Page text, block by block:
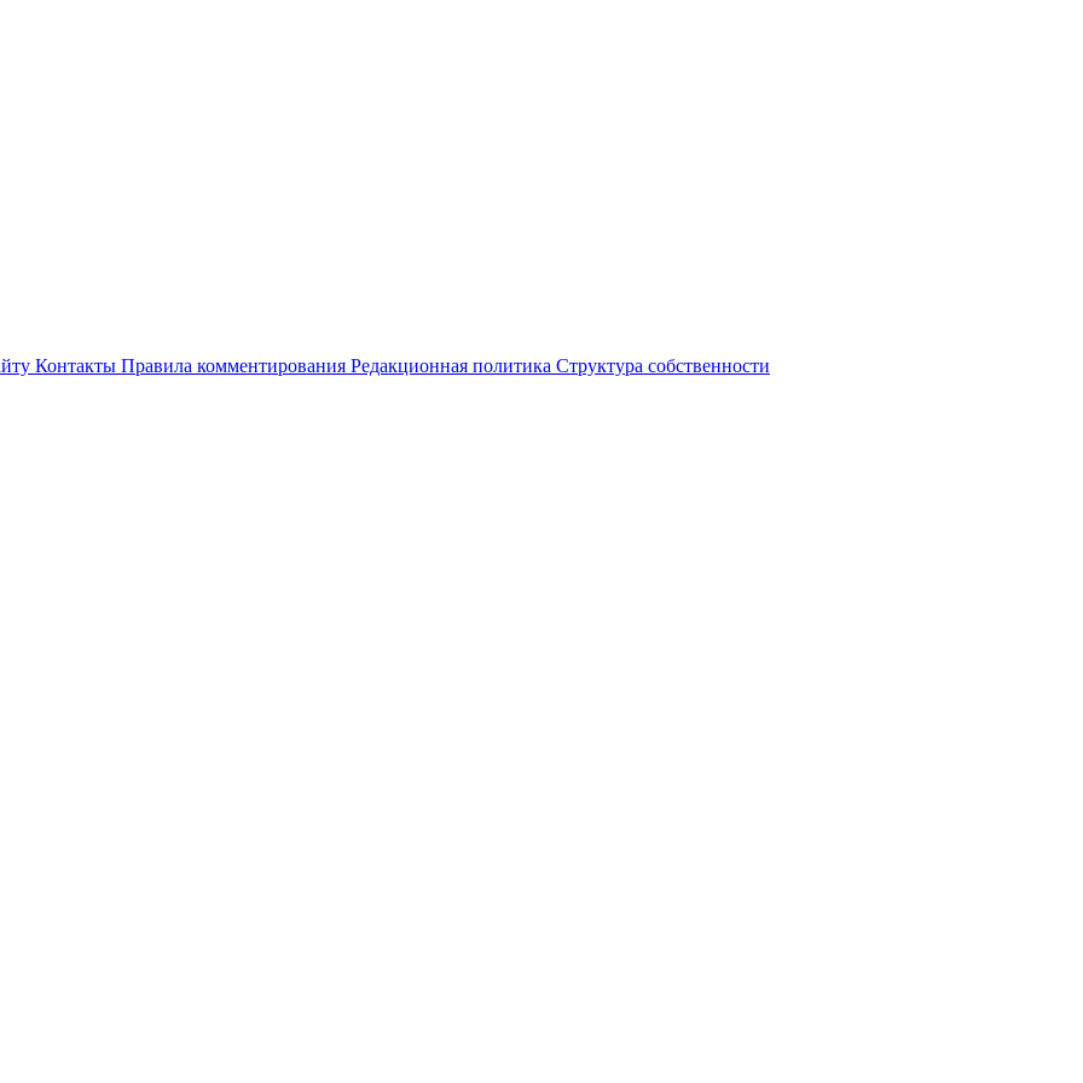
Контакты Правила комментирования Редакционная политика Структура собственности